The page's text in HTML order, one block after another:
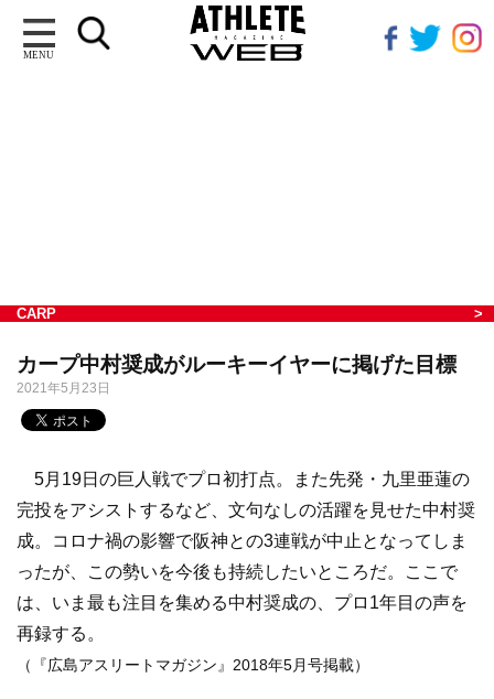
MENU
CARP
カープ中村奨成がルーキーイヤーに掲げた目標
2021年5月23日
5月19日の巨人戦でプロ初打点。また先発・九里亜蓮の
完投をアシストするなど、文句なしの活躍を見せた中村奨
成。コロナ禍の影響で阪神との3連戦が中止となってしま
ったが、この勢いを今後も持続したいところだ。ここで
は、いま最も注目を集める中村奨成の、プロ1年目の声を
再録する。
（『広島アスリートマガジン』2018年5月号掲載）